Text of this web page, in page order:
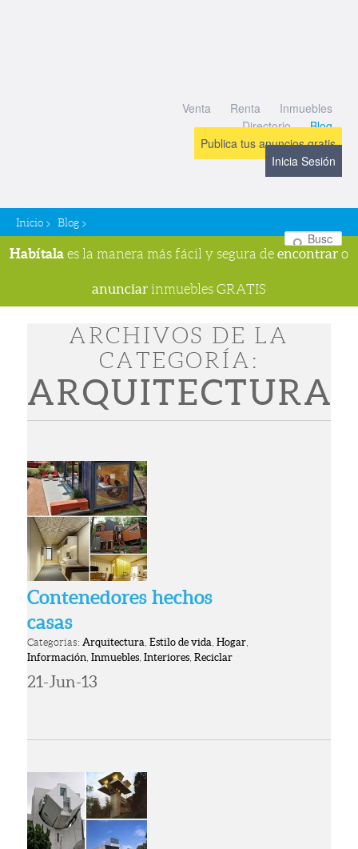
Venta Renta
Inmuebles
Directorio
Blog
Publica tus anuncios gratis
Inicia Sesión
Inicio > Blog >
Habítala es la manera más fácil y segura de encontrar o
anunciar inmuebles GRATIS
ARCHIVOS DE LA
CATEGORÍA:
ARQUITECTURA
Contenedores hechos
casas
Categorías:Arquitectura,Estilo de vida,Hogar,
Información,Inmuebles,Interiores,Reciclar
21-Jun-13